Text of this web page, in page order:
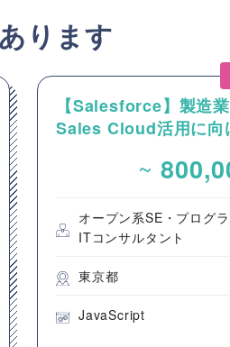
ります
【Salesforce】製造
Sales Cloud活用に向
~
オープン系SE・プログ
ITコンサルタント
東京都
JavaScript